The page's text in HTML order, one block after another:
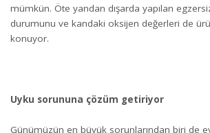
mümkün. Öte yandan dışarda yapılan
durumunu ve kandaki oksijen değerleri de
konuyor.
Uyku sorununa çözüm getiriyor
Günümüzün en büyük sorunlarından biri de